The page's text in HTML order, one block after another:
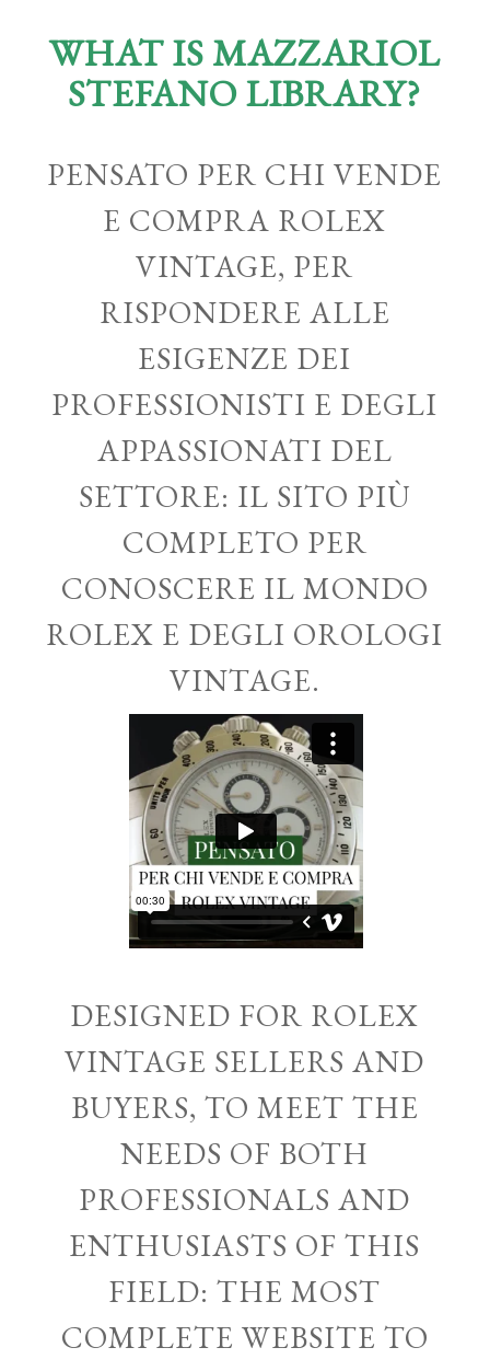
WHAT IS MAZZARIOL
STEFANO LIBRARY?
PENSATO PER CHI VENDE
E COMPRA ROLEX
VINTAGE, PER
RISPONDERE ALLE
ESIGENZE DEI
PROFESSIONISTI E DEGLI
APPASSIONATI DEL
SETTORE: IL SITO PIÙ
COMPLETO PER
CONOSCERE IL MONDO
ROLEX E DEGLI OROLOGI
VINTAGE.
DESIGNED FOR ROLEX
VINTAGE SELLERS AND
BUYERS, TO MEET THE
NEEDS OF BOTH
PROFESSIONALS AND
ENTHUSIASTS OF THIS
FIELD: THE MOST
COMPLETE WEBSITE TO